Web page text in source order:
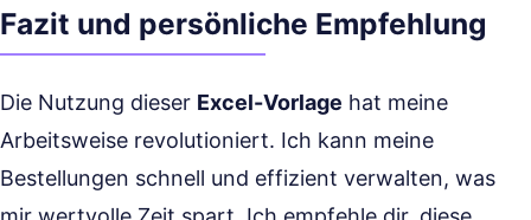
Fazit und persönliche Empfehlung
Die Nutzung dieser Excel-Vorlage hat meine
Arbeitsweise revolutioniert. Ich kann meine
Bestellungen schnell und effizient verwalten, was